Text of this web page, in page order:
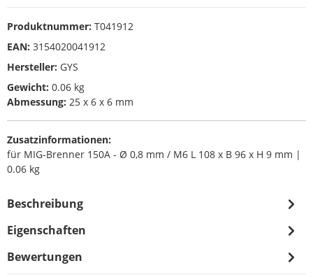
Produktnummer: T041912
EAN: 3154020041912
Hersteller: GYS
Gewicht: 0.06 kg
Abmessung: 25 x 6 x 6 mm
Zusatzinformationen:
für MIG-Brenner 150A - Ø 0,8 mm / M6 L 108 x B 96 x H 9 mm |
0.06 kg
Beschreibung
Eigenschaften
Bewertungen